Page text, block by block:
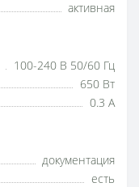
активная
100-240 В 50/60 Гц
650 Вт
0.3 А
документация
есть